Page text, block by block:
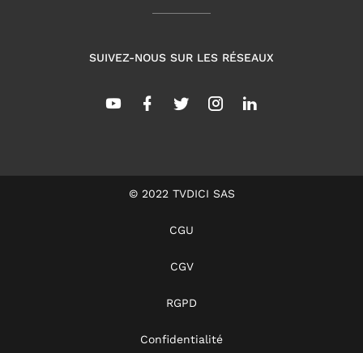
SUIVEZ-NOUS SUR LES RÉSEAUX
© 2022 TVDICI SAS
CGU
CGV
RGPD
Confidentialité